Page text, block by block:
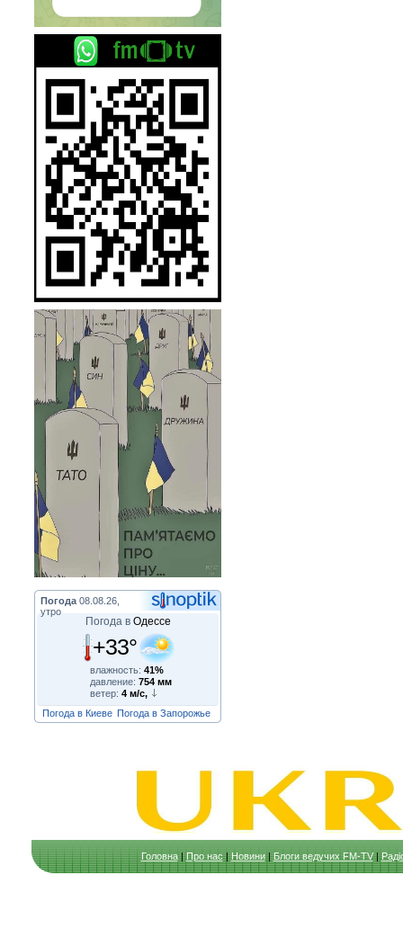
Погода 08.08.26,
утро
Погода в Одессе
+33°
влажность: 41%
давление: 754 мм
ветер: 4 м/с,
Погода в Киеве Погода в Запорожье
Головна|Про нас|Новини|Блоги ведучих FM-TV|